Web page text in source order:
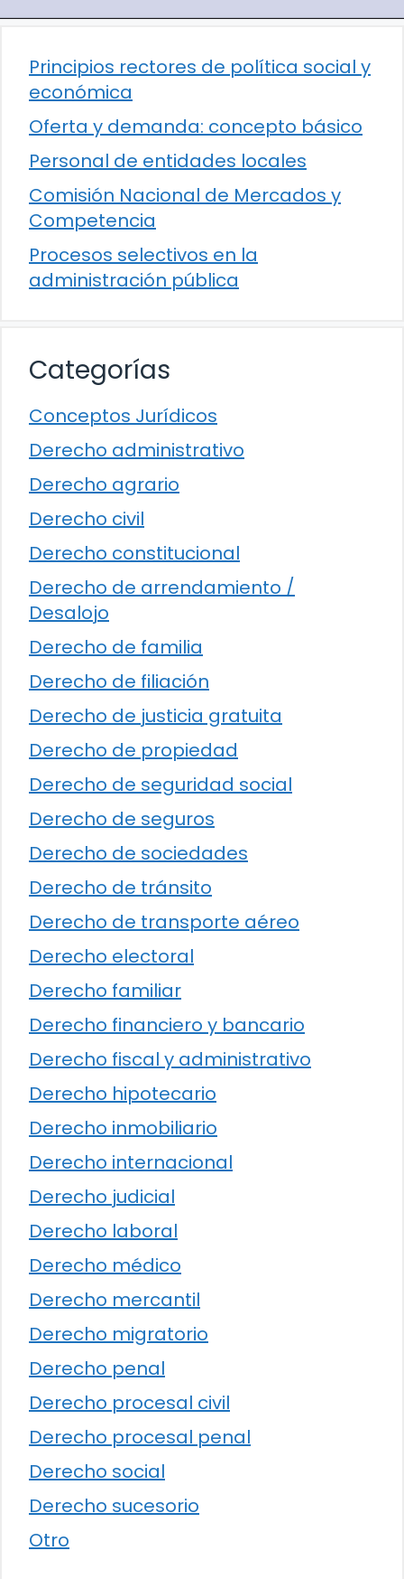
Principios rectores de política social y
económica
Oferta y demanda: concepto básico
Personal de entidades locales
Comisión Nacional de Mercados y
Competencia
Procesos selectivos en la
administración pública
Categorías
Conceptos Jurídicos
Derecho administrativo
Derecho agrario
Derecho civil
Derecho constitucional
Derecho de arrendamiento /
Desalojo
Derecho de familia
Derecho de filiación
Derecho de justicia gratuita
Derecho de propiedad
Derecho de seguridad social
Derecho de seguros
Derecho de sociedades
Derecho de tránsito
Derecho de transporte aéreo
Derecho electoral
Derecho familiar
Derecho financiero y bancario
Derecho fiscal y administrativo
Derecho hipotecario
Derecho inmobiliario
Derecho internacional
Derecho judicial
Derecho laboral
Derecho médico
Derecho mercantil
Derecho migratorio
Derecho penal
Derecho procesal civil
Derecho procesal penal
Derecho social
Derecho sucesorio
Otro